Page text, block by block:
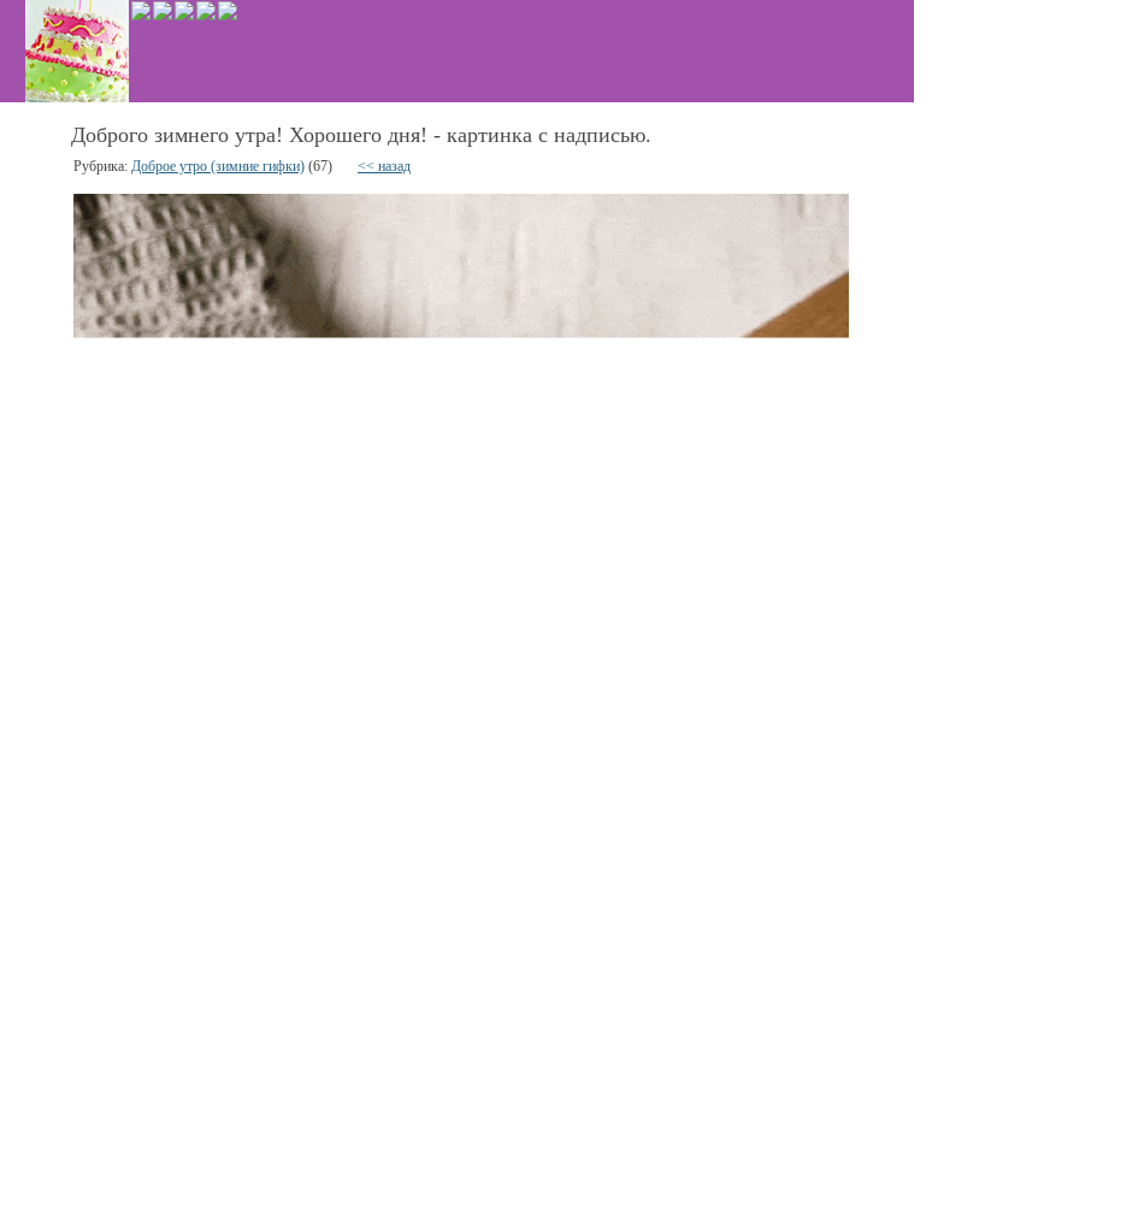
Доброго зимнего утра! Хорошего дня! - картинка с надписью.
Рубрика: Доброе утро (зимние гифки) (67) << назад